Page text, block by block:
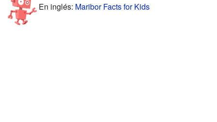
En inglés: Maribor Facts for Kids